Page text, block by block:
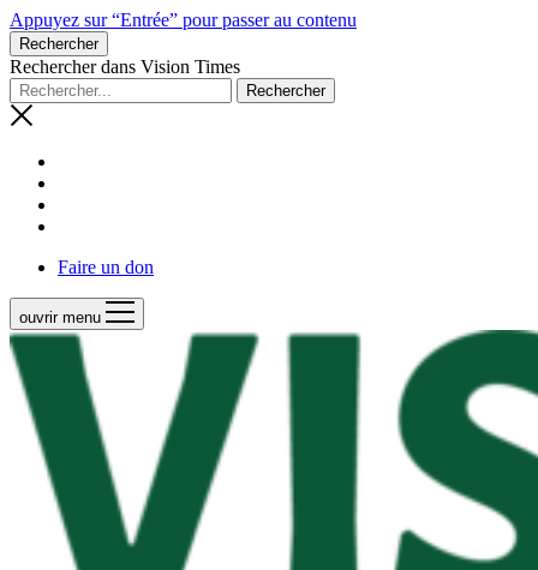
Appuyez sur “Entrée” pour passer au contenu
Rechercher
Rechercher dans Vision Times
Faire un don
ouvrir menu